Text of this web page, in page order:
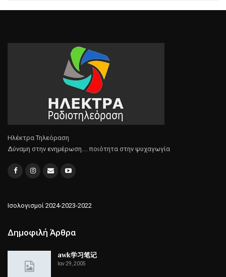
Ηλέκτρα Τηλεόραση
Δύναμη στην ενημέρωση.... ποιότητα στην ψυχαγωγία
Ισολογισμοί 2024-2023-2022
Δημοφιλή Άρθρα
awk学习笔记
Ιαν 29, 2005